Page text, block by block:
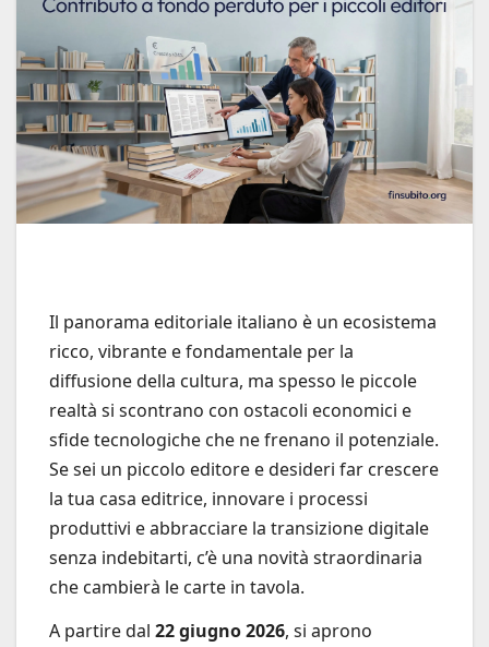
Il panorama editoriale italiano è un ecosistema
ricco, vibrante e fondamentale per la
diffusione della cultura, ma spesso le piccole
realtà si scontrano con ostacoli economici e
sfide tecnologiche che ne frenano il potenziale.
Se sei un piccolo editore e desideri far crescere
la tua casa editrice, innovare i processi
produttivi e abbracciare la transizione digitale
senza indebitarti, c’è una novità straordinaria
che cambierà le carte in tavola.
A partire dal 22 giugno 2026, si aprono